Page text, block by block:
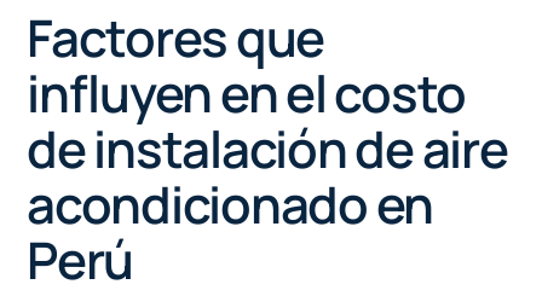
Factores que
influyen en el costo
de instalación de aire
acondicionado en
Perú